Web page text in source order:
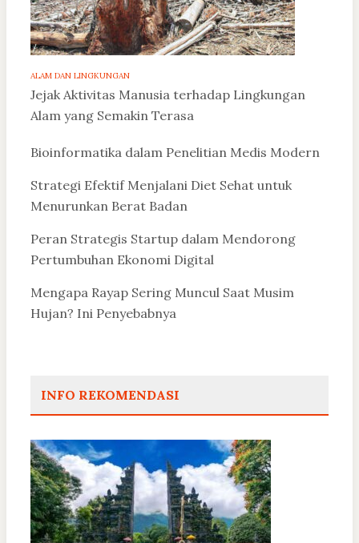
ALAM DAN LINGKUNGAN
Jejak Aktivitas Manusia terhadap Lingkungan
Alam yang Semakin Terasa
Bioinformatika dalam Penelitian Medis Modern
Strategi Efektif Menjalani Diet Sehat untuk
Menurunkan Berat Badan
Peran Strategis Startup dalam Mendorong
Pertumbuhan Ekonomi Digital
Mengapa Rayap Sering Muncul Saat Musim
Hujan? Ini Penyebabnya
INFO REKOMENDASI